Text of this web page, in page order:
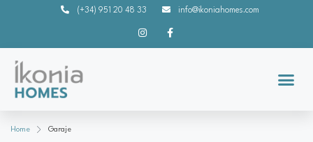
(+34) 951 20 48 33 info@ikoniahomes.com
Home Garaje